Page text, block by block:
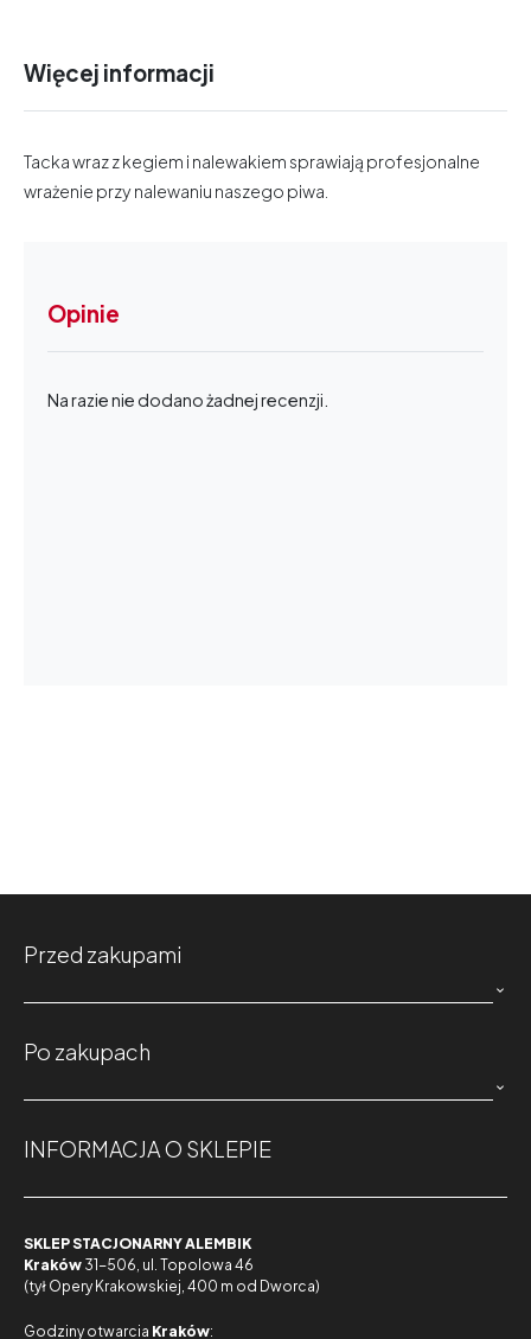
Więcej informacji
Tacka wraz z kegiem i nalewakiem sprawiają profesjonalne
wrażenie przy nalewaniu naszego piwa.
Opinie
Na razie nie dodano żadnej recenzji.
Przed zakupami

Po zakupach

INFORMACJA O SKLEPIE
SKLEP STACJONARNY ALEMBIK
Kraków 31-506, ul. Topolowa 46
(tył Opery Krakowskiej, 400 m od Dworca)
Godziny otwarcia Kraków: